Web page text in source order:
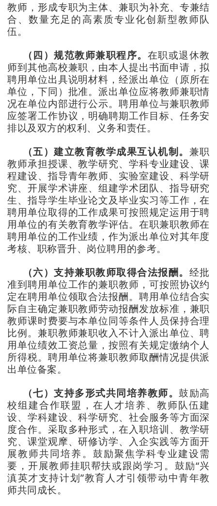
教师，形成专职为主体、兼职为补充、专兼结
合、数量充足的高素质专业化创新型教师队
伍。
（四）规范教师兼职程序。 在职或退休教
师到其他高校兼职，由本人提出书面申请，拟
聘用单位出具说明材料，经派出单位（原所在
单位，下同）批准。派出单位应将教师兼职情
况在单位内部进行公示。聘用单位与兼职教师
应签署工作协议，明确聘期工作目标、任务安
排以及双方的权利、义务和责任。
（五）建立教育教学成果互认机制。 兼职
教师承担授课、教学研究、学科专业建设、课
程建设、指导青年教师、实验室建设、科学研
究、开展学术讲座、组建学术团队、指导研究
生、指导学生毕业论文及毕业实习等工作，在
聘用单位取得的工作成果可按照规定运用于聘
用单位的有关教育教学评估。在职兼职教师在
聘用单位的工作业绩，作为派出单位对其年度
考核、职称晋升、岗位聘用的参考。
（六）支持兼职教师取得合法报酬。 经批
准到聘用单位工作的兼职教师，可按照协议约
定在聘用单位领取合法报酬。聘用单位结合实
际自主确定兼职教师劳动报酬发放标准，兼职
教师课时费要与本单位同等条件人员保持合理
比例。兼职教师兼职收入不计入派出单位、聘
用单位绩效工资总量，按照有关规定缴纳个人
所得税。聘用单位将兼职教师取酬情况提供派
出单位备案。
（七）支持多形式共同培养教师。鼓励高
校组建合作联盟，在人才培养、教师队伍建
设、学科建设、科学研究、社会服务等方面深
度合作。采取多种形式，在入职培训、教学研
究、课堂观摩、研修访学、入企实践等方面开
展教师共同培养。鼓励聚焦学科专业建设需
要，开展教师挂职帮扶或跟岗学习。鼓励“兴
滇英才支持计划”教育人才引领带动中青年教
师共同成长。